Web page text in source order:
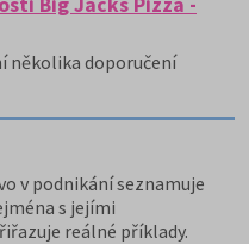
několika doporučení
v podnikání seznamuje
s jejími
reálné příklady.